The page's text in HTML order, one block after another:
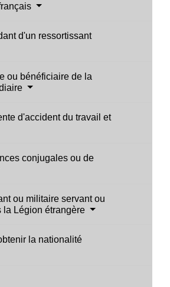
d'un ressortissant
ou bénéficiaire de la
d'accident du travail et
conjugales ou de
ou militaire servant ou
la Légion étrangère
la nationalité